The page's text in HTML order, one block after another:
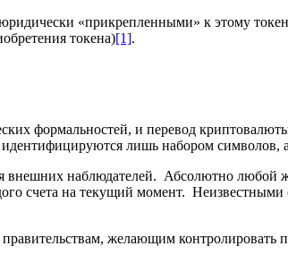
«прикрепленными» к этому
токена)[1].
формальностей, и перевод
лишь набором символов,
наблюдателей. Абсолютно любой
счета на текущий момент.
желающим